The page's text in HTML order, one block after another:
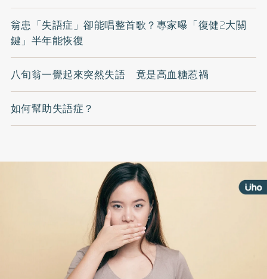
翁患「失語症」卻能唱整首歌？專家曝「復健2大關
鍵」半年能恢復
八旬翁一覺起來突然失語 竟是高血糖惹禍
如何幫助失語症？